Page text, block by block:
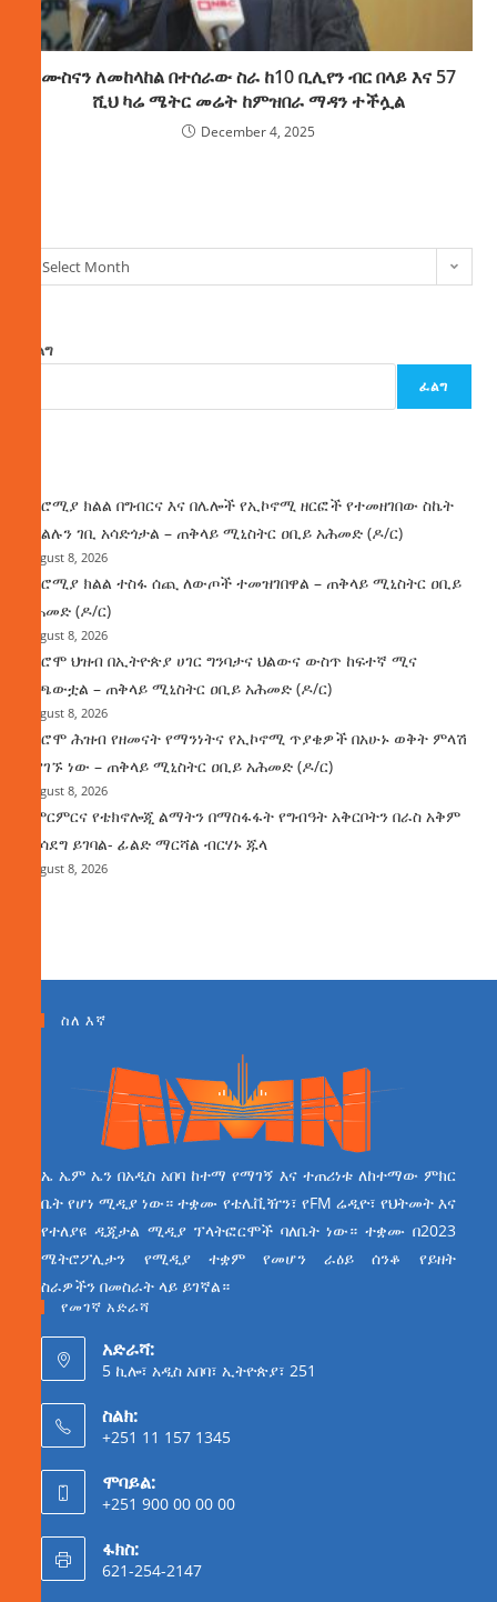
ሙስናን ለመከላከል በተሰራው ስራ ከ10 ቢሊየን ብር በላይ እና 57
ሺህ ካሬ ሜትር መሬት ከምዝበራ ማዳን ተችሏል
December 4, 2025
Select Month
ፈልግ
ፈልግ
በኦሮሚያ ክልል በግብርና እና በሌሎች የኢኮኖሚ ዘርፎች የተመዘገበው ስኬት
የክልሉን ገቢ አሳድጎታል – ጠቅላይ ሚኒስትር ዐቢይ አሕመድ (ዶ/ር)
August 8, 2026
በኦሮሚያ ክልል ተስፋ ሰጪ ለውጦች ተመዝገበዋል – ጠቅላይ ሚኒስትር ዐቢይ
አሕመድ (ዶ/ር)
August 8, 2026
የኦሮሞ ህዝብ በኢትዮጵያ ሀገር ግንባታና ህልውና ውስጥ ከፍተኛ ሚና
ተጫውቷል – ጠቅላይ ሚኒስትር ዐቢይ አሕመድ (ዶ/ር)
August 8, 2026
የኦሮሞ ሕዝብ የዘመናት የማንነትና የኢኮኖሚ ጥያቄዎች በአሁኑ ወቅት ምላሽ
እያገኙ ነው – ጠቅላይ ሚኒስትር ዐቢይ አሕመድ (ዶ/ር)
August 8, 2026
የምርምርና የቴክኖሎጂ ልማትን በማስፋፋት የግብዓት አቅርቦትን በራስ አቅም
ማሳደግ ይገባል- ፊልድ ማርሻል ብርሃኑ ጁላ
August 8, 2026
ስለ እኛ
ኤ ኤም ኤን በአዲስ አበባ ከተማ የማገኝ እና ተጠሪነቱ ለከተማው ምክር
ቤት የሆነ ሚዲያ ነው። ተቋሙ የቴሌቪዥን፣ የFM ሬዲዮ፣ የህትመት እና
የተለያዩ ዲጂታል ሚዲያ ፕላትፎርሞች ባለቤት ነው። ተቋሙ በ2023
ሜትሮፖሊታን የሚዲያ ተቋም የመሆን ራዕይ ሰንቆ የይዘት
ስራዎችን በመስራት ላይ ይገኛል።
የመገኛ አድራሻ
አድራሻ:
5 ኪሎ፣ አዲስ አበባ፣ ኢትዮጵያ፣ 251
ስልክ:
+251 11 157 1345
ሞባይል:
+251 900 00 00 00
ፋክስ:
621-254-2147